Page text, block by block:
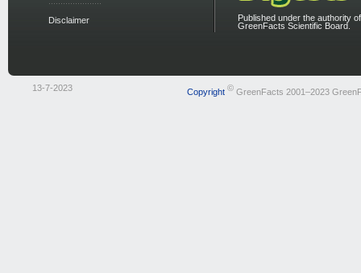
Disclaimer
Published under the authority
GreenFacts Scientific Board.
13-7-2023 Copyright ©GreenFacts 2001–2023